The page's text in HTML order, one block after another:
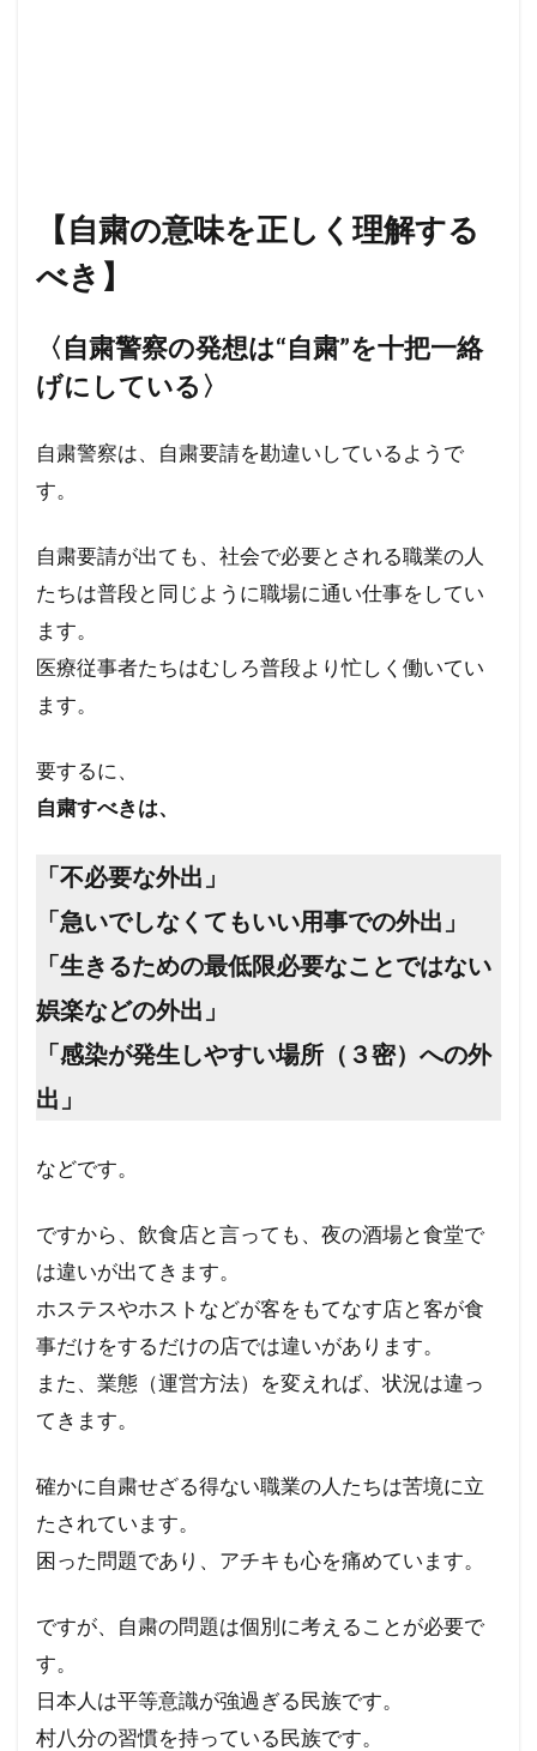
【自粛の意味を正しく理解する
べき】
〈自粛警察の発想は“自粛”を十把一絡
げにしている〉
自粛警察は、自粛要請を勘違いしているようで
す。
自粛要請が出ても、社会で必要とされる職業の人
たちは普段と同じように職場に通い仕事をしてい
ます。
医療従事者たちはむしろ普段より忙しく働いてい
ます。
要するに、
自粛すべきは、
「不必要な外出」
「急いでしなくてもいい用事での外出」
「生きるための最低限必要なことではない
娯楽などの外出」
「感染が発生しやすい場所（３密）への外
出」
などです。
ですから、飲食店と言っても、夜の酒場と食堂で
は違いが出てきます。
ホステスやホストなどが客をもてなす店と客が食
事だけをするだけの店では違いがあります。
また、業態（運営方法）を変えれば、状況は違っ
てきます。
確かに自粛せざる得ない職業の人たちは苦境に立
たされています。
困った問題であり、アチキも心を痛めています。
ですが、自粛の問題は個別に考えることが必要で
す。
日本人は平等意識が強過ぎる民族です。
村八分の習慣を持っている民族です。